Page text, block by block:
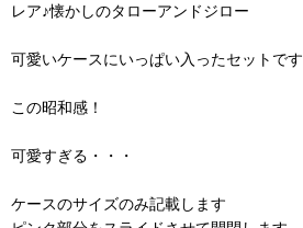
レア♪懐かしのタローアンドジロー
可愛いケースにいっぱい入ったセットです
この昭和感！
可愛すぎる・・・
ケースのサイズのみ記載します